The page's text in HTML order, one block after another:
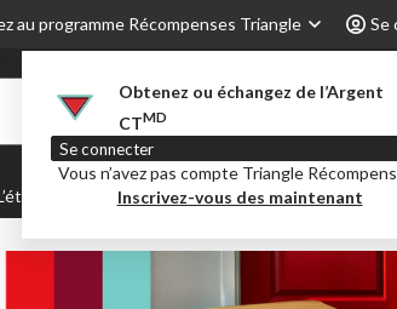
au programme Récompenses Triangle Se
Obtenez ou échangez de l’Argent
CTMD
Se connecter
Vous n’avez pas compte Triangle
Inscrivez-vous des maintenant
État de
Party City Centre-auto